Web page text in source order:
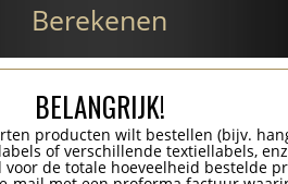
Berekenen
BELANGRIJK!
producten wilt bestellen (bijv.
of verschillende textiellabels,
de totale hoeveelheid bestelde